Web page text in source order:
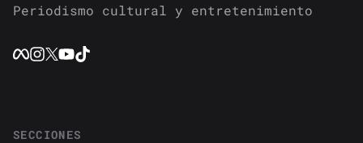
Periodismo cultural y entretenimiento
SECCIONES